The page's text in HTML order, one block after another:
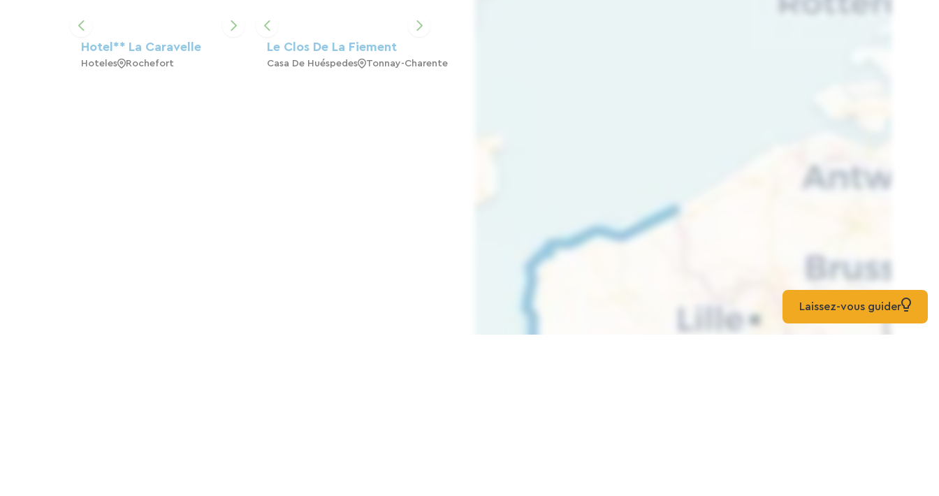
Hotel** La Caravelle
Hoteles Rochefort
Le Clos De La Fiement
Casa De Huéspedes Tonnay-Charente
Laissez-vous guider